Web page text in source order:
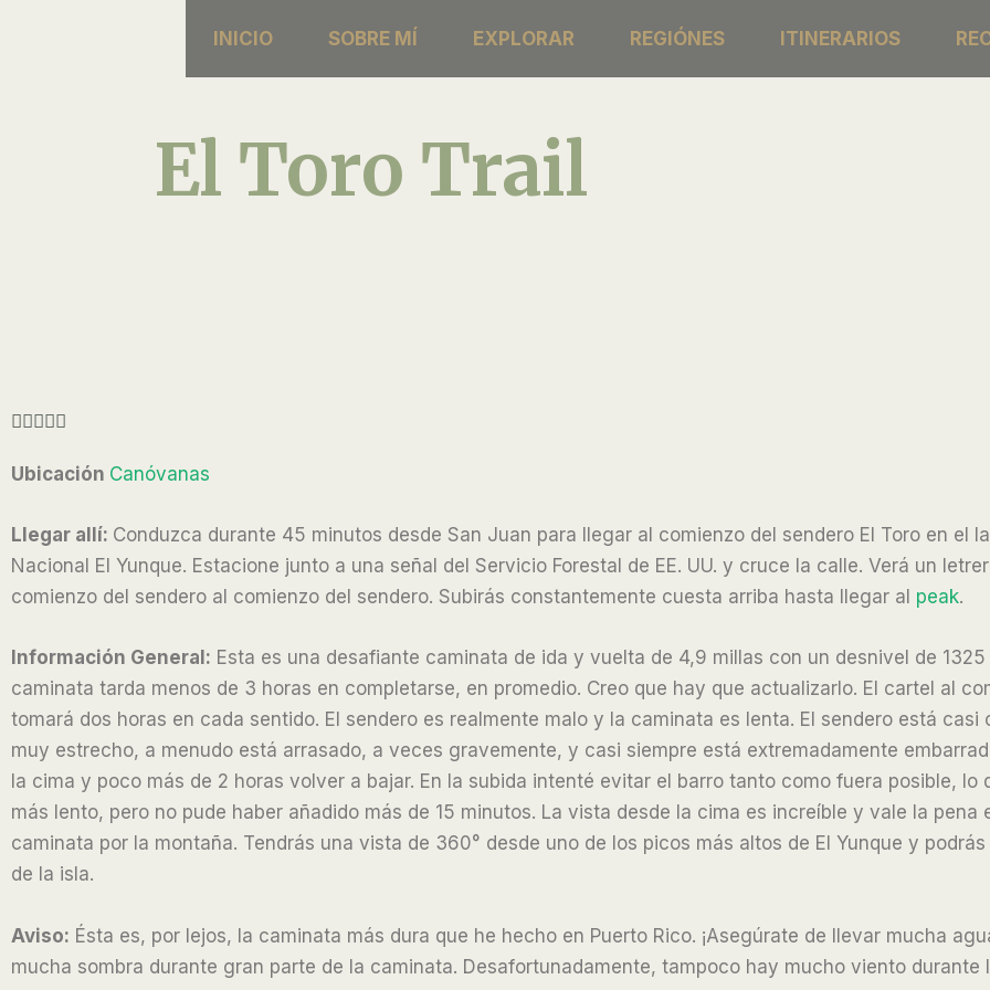
INICIO SOBRE MÍ EXPLORAR REGIÓNES ITINERARIOS
El Toro Trail

t
d
3
.
o
u
t
o
f
5
Ubicación Canóvanas
Llegar allí: Conduzca durante 45 minutos desde San Juan para llegar al comienzo del sendero El Toro en el
Nacional El Yunque. Estacione junto a una señal del Servicio Forestal de EE. UU. y cruce la calle. Verá un
comienzo del sendero al comienzo del sendero. Subirás constantemente cuesta arriba hasta llegar al peak.
Información General: Esta es una desafiante caminata de ida y vuelta de 4,9 millas con un desnivel de 1325
caminata tarda menos de 3 horas en completarse, en promedio. Creo que hay que actualizarlo. El cartel al
tomará dos horas en cada sentido. El sendero es realmente malo y la caminata es lenta. El sendero está casi
muy estrecho, a menudo está arrasado, a veces gravemente, y casi siempre está extremadamente
la cima y poco más de 2 horas volver a bajar. En la subida intenté evitar el barro tanto como fuera posible, lo
más lento, pero no pude haber añadido más de 15 minutos. La vista desde la cima es increíble y vale la pena
caminata por la montaña. Tendrás una vista de 360° desde uno de los picos más altos de El Yunque y
de la isla.
Aviso: Ésta es, por lejos, la caminata más dura que he hecho en Puerto Rico. ¡Asegúrate de llevar mucha
mucha sombra durante gran parte de la caminata. Desafortunadamente, tampoco hay mucho viento durante